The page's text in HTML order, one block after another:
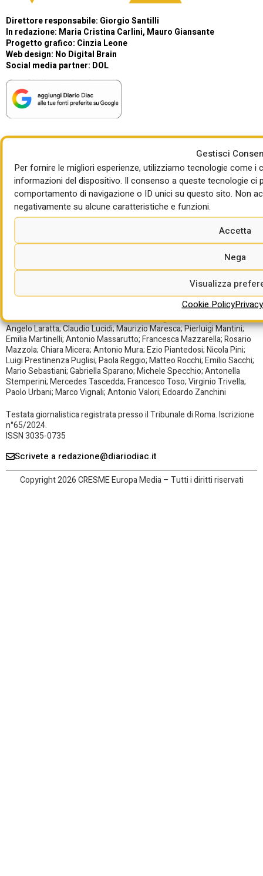
Gestisci
Per fornire le migliori esperienze, utilizziamo tecnologie come
informazioni del dispositivo. Il consenso a queste tecnologie ci
comportamento di navigazione o ID unici su questo sito. Non
negativamente su alcune caratteristiche e funzioni.
Accetta
Nega
Visualizza
Cookie Policy
Direttore responsabile: Giorgio Santilli
In redazione: Maria Cristina Carlini, Mauro Giansante
Progetto grafico: Cinzia Leone
Web design: No Digital Brain
Social media partner: DOL
INTERVISTE
INTERVENTI
PRIVACY POLICY
GESTISCI COOKIE
REDAZIONE
Collaborano: Giampiero Angelucci; Ernesto Alessandro Baragetti;
Lorenzo Bardelli; Mariagrazia Barletta; Lorenzo Bellicini; Paolo Biscaro;
Carlo Borgomeo; Enrico Campanelli; Ennio Cascetta; Gabriele Caruso;
Claudio Cipollini; Giuseppe Ciaglia; Angelo Ciribini; Pierluigi Contucci;
Anna Corrado; Giovanni Costa; Dario Costi: Paolo D’Alessandris;
Francesco Decarolis; Gaetano De Francesco; Paola Delmonte;
Salvatore Di Bacco; Luigi Donato; Luca Ferrari; Francesco Ferrante;
Maria Cristina Fregni; Anna Gagliardi; Paolo Ghigliotti; Francesca Gioia;
Mauro Grassi; Niccolò Grassi; Bernardino Grignaffini; Giusy Iorlano;
Angelo Laratta; Claudio Lucidi; Maurizio Maresca; Pierluigi Mantini;
Emilia Martinelli; Antonio Massarutto; Francesca Mazzarella; Rosario
Mazzola; Chiara Micera; Antonio Mura; Ezio Piantedosi; Nicola Pini;
Luigi Prestinenza Puglisi; Paola Reggio; Matteo Rocchi; Emilio Sacchi;
Mario Sebastiani; Gabriella Sparano; Michele Specchio; Antonella
Stemperini; Mercedes Tascedda; Francesco Toso; Virginio Trivella;
Paolo Urbani; Marco Vignali; Antonio Valori; Edoardo Zanchini
Testata giornalistica registrata presso il Tribunale di Roma. Iscrizione
n°65/2024.
ISSN 3035-0735
Scrivete a redazione@diariodiac.it
Copyright 2026 CRESME Europa Media – Tutti i diritti riservati